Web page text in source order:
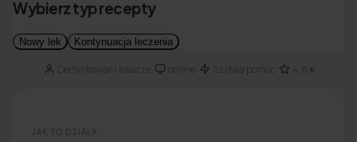
Certyfikowani lekarze· online· Szybka pomoc 4.8★
JAK TO DZIAŁA